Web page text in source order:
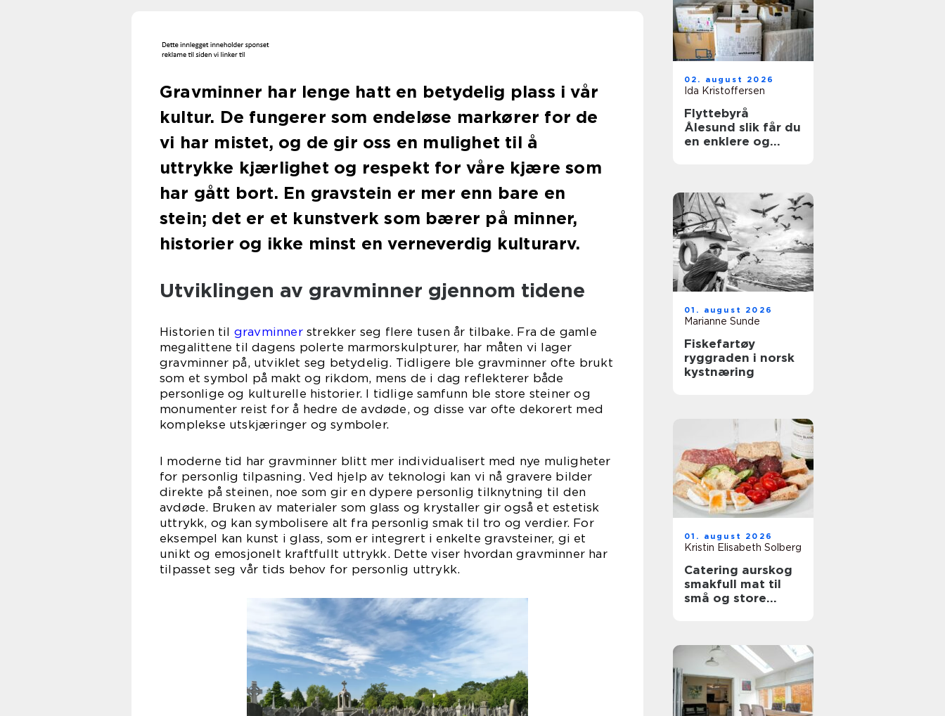
Gravminner har lenge hatt en betydelig plass i vår
kultur. De fungerer som endeløse markører for de
vi har mistet, og de gir oss en mulighet til å
uttrykke kjærlighet og respekt for våre kjære som
har gått bort. En gravstein er mer enn bare en
stein; det er et kunstverk som bærer på minner,
historier og ikke minst en verneverdig kulturarv.
Utviklingen av gravminner gjennom tidene
Historien til gravminnerstrekker seg flere tusen år tilbake. Fra de gamle
megalittene til dagens polerte marmorskulpturer, har måten vi lager
gravminner på, utviklet seg betydelig. Tidligere ble gravminner ofte brukt
som et symbol på makt og rikdom, mens de i dag reflekterer både
personlige og kulturelle historier. I tidlige samfunn ble store steiner og
monumenter reist for å hedre de avdøde, og disse var ofte dekorert med
komplekse utskjæringer og symboler.
I moderne tid har gravminner blitt mer individualisert med nye muligheter
for personlig tilpasning. Ved hjelp av teknologi kan vi nå gravere bilder
direkte på steinen, noe som gir en dypere personlig tilknytning til den
avdøde. Bruken av materialer som glass og krystaller gir også et estetisk
uttrykk, og kan symbolisere alt fra personlig smak til tro og verdier. For
eksempel kan kunst i glass, som er integrert i enkelte gravsteiner, gi et
unikt og emosjonelt kraftfullt uttrykk. Dette viser hvordan gravminner har
tilpasset seg vår tids behov for personlig uttrykk.
02. august 2026
Ida Kristoffersen
Flyttebyrå
Ålesund slik får du
en enklere og
01. august 2026
Marianne Sunde
Fiskefartøy
ryggraden i norsk
kystnæring
01. august 2026
Kristin Elisabeth Solberg
Catering aurskog
smakfull mat til
små og store